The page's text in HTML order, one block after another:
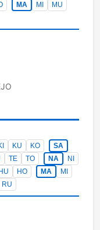
MA MI
MU
KU KO
SA
TE TO NA
NI
HU HO MA
MI
RU